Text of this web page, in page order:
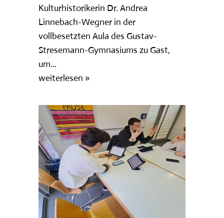
Kulturhistorikerin Dr. Andrea
Linnebach-Wegner in der
vollbesetzten Aula des Gustav-
Stresemann-Gymnasiums zu Gast,
um...
weiterlesen »